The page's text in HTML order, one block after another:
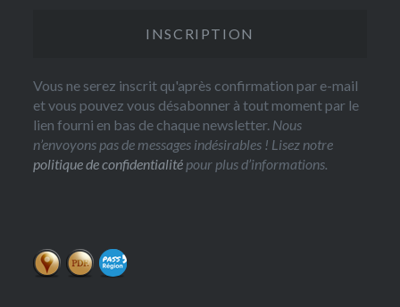
Vous ne serez inscrit qu'après confirmation par e-mail
et vous pouvez vous désabonner à tout moment par le
lien fourni en bas de chaque newsletter. Nous
n’envoyons pas de messages indésirables ! Lisez notre
politique de confidentialité pour plus d’informations.